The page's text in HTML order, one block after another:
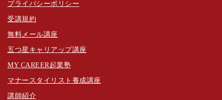
プライバシーポリシー
受講規約
無料メール講座
五つ星キャリアップ講座
MY CAREER起業塾
マナースタイリスト養成講座
講師紹介